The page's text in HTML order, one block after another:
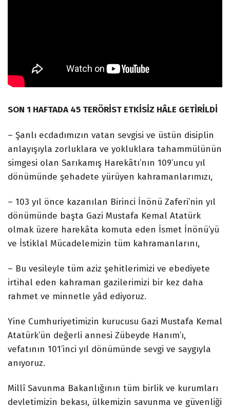
SON 1 HAFTADA 45 TERÖRİST ETKİSİZ HÂLE GETİRİLDİ
– Şanlı ecdadımızın vatan sevgisi ve üstün disiplin
anlayışıyla zorluklara ve yokluklara tahammülünün
simgesi olan Sarıkamış Harekâtı’nın 109’uncu yıl
dönümünde şehadete yürüyen kahramanlarımızı,
– 103 yıl önce kazanılan Birinci İnönü Zaferi’nin yıl
dönümünde başta Gazi Mustafa Kemal Atatürk
olmak üzere harekâta komuta eden İsmet İnönü’yü
ve İstiklal Mücadelemizin tüm kahramanlarını,
– Bu vesileyle tüm aziz şehitlerimizi ve ebediyete
irtihal eden kahraman gazilerimizi bir kez daha
rahmet ve minnetle yâd ediyoruz.
Yine Cumhuriyetimizin kurucusu Gazi Mustafa Kemal
Atatürk’ün değerli annesi Zübeyde Hanım’ı,
vefatının 101’inci yıl dönümünde sevgi ve saygıyla
anıyoruz.
Millî Savunma Bakanlığının tüm birlik ve kurumları
devletimizin bekası, ülkemizin savunma ve güvenliği